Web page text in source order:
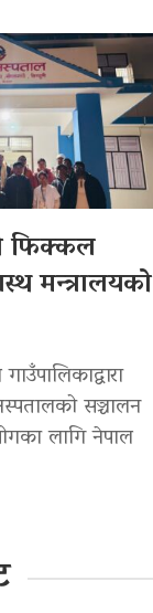
फिक्कल
मन्त्रालयको
सञ्चालन
लागि नेपाल